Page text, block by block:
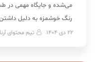
می‌شده و جایگاه مهمی در
دارویی، در […]
22 دی 1404 تیم محتوای